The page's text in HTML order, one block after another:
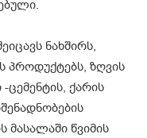
ნახშირს,
პროდუქტებს, ზღვის
ქარის
მასალაში წვიმის